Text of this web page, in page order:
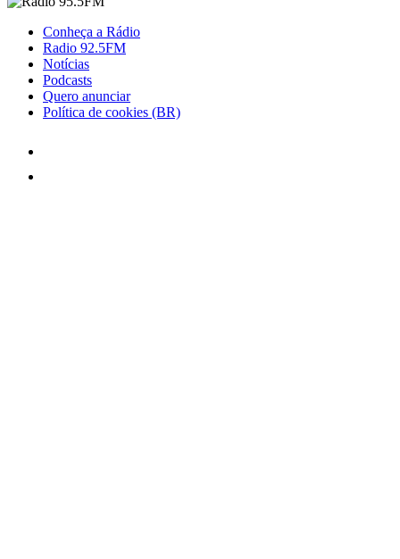
Conheça a Rádio
Radio 92.5FM
Notícias
Podcasts
Quero anunciar
Política de cookies (BR)